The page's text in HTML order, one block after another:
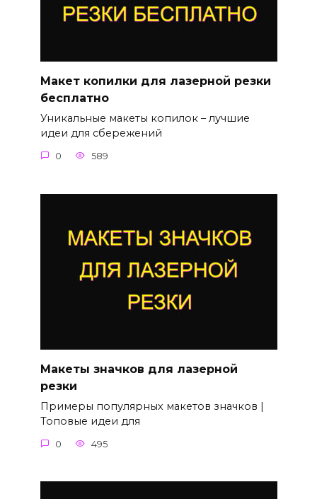
Макет копилки для лазерной резки
бесплатно
Уникальные макеты копилок – лучшие
идеи для сбережений
0 589
Макеты значков для лазерной
резки
Примеры популярных макетов значков |
Топовые идеи для
0 495